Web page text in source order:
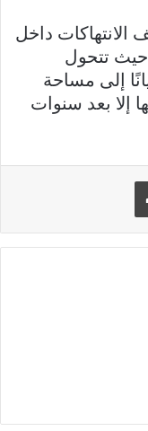
الانتهاكات داخل
حيث تتحول
إلى مساحة
إلا بعد سنوات
طباعة